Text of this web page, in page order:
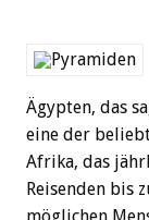
Ägypten, das
eine der
Afrika, das
Reisenden bis